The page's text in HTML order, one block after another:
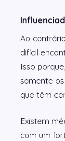
Ao
difícil
Isso
somente
que têm
Existem
com um